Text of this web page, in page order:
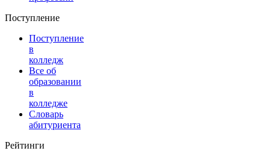
Поступление
Поступление
в
колледж
Все об
образовании
в
колледже
Словарь
абитуриента
Рейтинги